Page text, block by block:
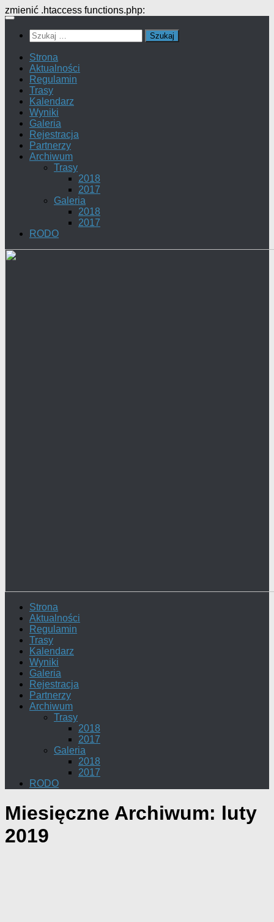
zmienić .htaccess functions.php:
Przejdź
Szukaj:
Strona
Aktualności
Regulamin
Trasy
Kalendarz
Wyniki
Galeria
Rejestracja
Partnerzy
Archiwum
Trasy
2018
2017
Galeria
2018
2017
RODO
Strona
Aktualności
Regulamin
Trasy
Kalendarz
Wyniki
Galeria
Rejestracja
Partnerzy
Archiwum
Trasy
2018
2017
Galeria
2018
2017
RODO
Miesięczne Archiwum: luty
2019